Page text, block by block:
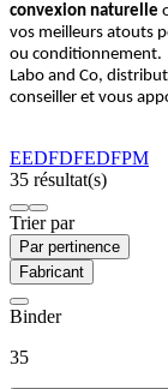
convexion naturelle
vos meilleurs atouts
ou conditionnement.
Labo and Co,
conseiller et vous
EEDFDFEDFPM
35 résultat(s)
Trier par
Par pertinence
Fabricant
Binder
35